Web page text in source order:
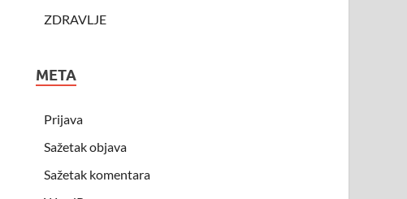
ZDRAVLJE
META
Prijava
Sažetak objava
Sažetak komentara